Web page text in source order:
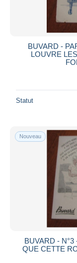
BUVARD -
LOUVRE
Statut
Nouveau
BUVARD -
QUE CETTE